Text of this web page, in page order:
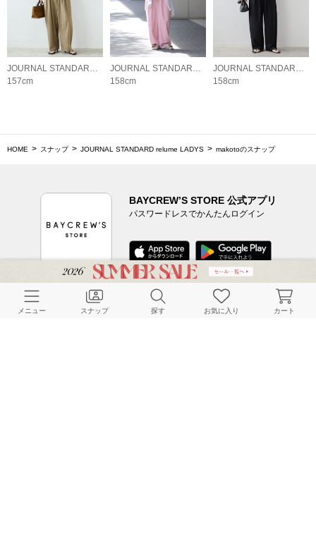
157cm
158cm
158cm
HOME スナップ JOURNAL STANDARD relume LADYS makotoのスナップ
BAYCREW’S STORE 公式アプリ
パスワードレスでかんたんログイン
CUSTOMER SERVICE
メニュー スナップ 探す お気に入り カート